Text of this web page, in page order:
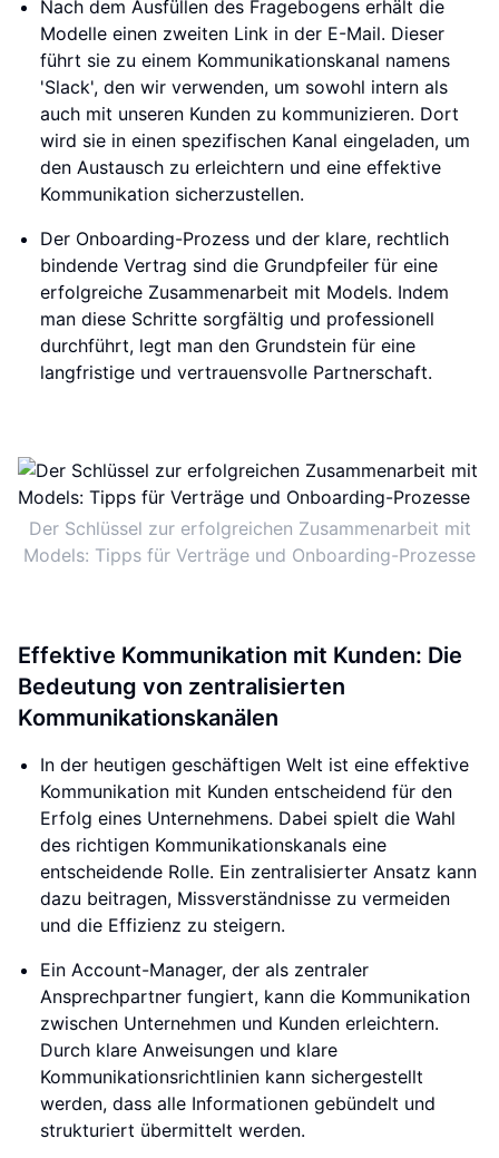
Nach dem Ausfüllen des Fragebogens erhält die
Modelle einen zweiten Link in der E-Mail. Dieser
führt sie zu einem Kommunikationskanal namens
'Slack', den wir verwenden, um sowohl intern als
auch mit unseren Kunden zu kommunizieren. Dort
wird sie in einen spezifischen Kanal eingeladen, um
den Austausch zu erleichtern und eine effektive
Kommunikation sicherzustellen.
Der Onboarding-Prozess und der klare, rechtlich
bindende Vertrag sind die Grundpfeiler für eine
erfolgreiche Zusammenarbeit mit Models. Indem
man diese Schritte sorgfältig und professionell
durchführt, legt man den Grundstein für eine
langfristige und vertrauensvolle Partnerschaft.
Der Schlüssel zur erfolgreichen Zusammenarbeit mit
Models: Tipps für Verträge und Onboarding-Prozesse
Effektive Kommunikation mit Kunden: Die
Bedeutung von zentralisierten
Kommunikationskanälen
In der heutigen geschäftigen Welt ist eine effektive
Kommunikation mit Kunden entscheidend für den
Erfolg eines Unternehmens. Dabei spielt die Wahl
des richtigen Kommunikationskanals eine
entscheidende Rolle. Ein zentralisierter Ansatz kann
dazu beitragen, Missverständnisse zu vermeiden
und die Effizienz zu steigern.
Ein Account-Manager, der als zentraler
Ansprechpartner fungiert, kann die Kommunikation
zwischen Unternehmen und Kunden erleichtern.
Durch klare Anweisungen und klare
Kommunikationsrichtlinien kann sichergestellt
werden, dass alle Informationen gebündelt und
strukturiert übermittelt werden.